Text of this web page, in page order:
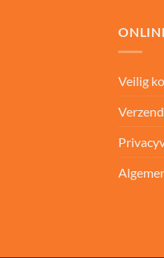
Veilig